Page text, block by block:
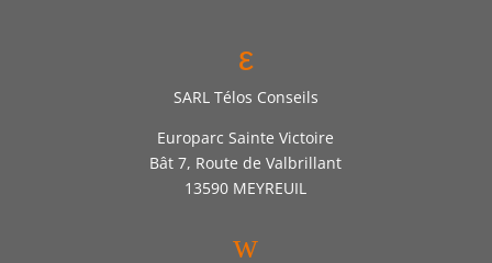
ε
SARL Télos Conseils
Europarc Sainte Victoire
Bât 7, Route de Valbrillant
13590 MEYREUIL
w